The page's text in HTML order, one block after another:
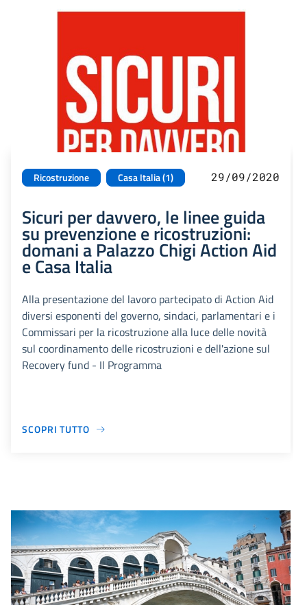
Ricostruzione Casa Italia (1) 29/09/2020
Sicuri per davvero, le linee guida
su prevenzione e ricostruzioni:
domani a Palazzo Chigi Action Aid
e Casa Italia
Alla presentazione del lavoro partecipato di Action Aid
diversi esponenti del governo, sindaci, parlamentari e i
Commissari per la ricostruzione alla luce delle novità
sul coordinamento delle ricostruzioni e dell'azione sul
Recovery fund - Il Programma
SCOPRI TUTTO